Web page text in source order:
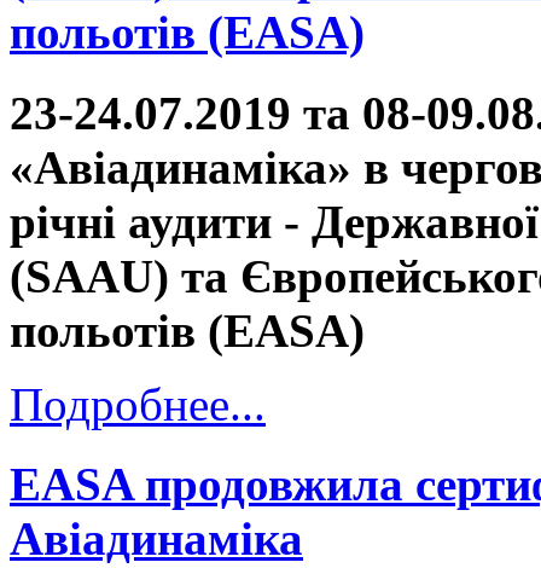
польотів (EASA)
23-24.07.2019 та 08-
«Авіадинаміка» в
річні аудити -
(SAAU) та
польотів (EASA)
Подробнее...
EASA продовжила
Авіадинаміка